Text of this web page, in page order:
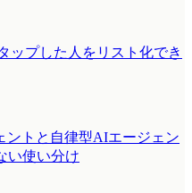
ップした人をリスト化でき
ントと自律型AIエージェン
い使い分け